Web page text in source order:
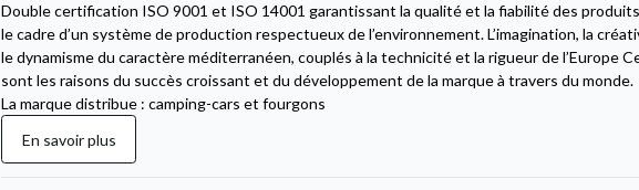
Double certification ISO 9001 et ISO 14001 garantissant la qualité et la fiabilité des
le cadre d’un système de production respectueux de l’environnement. L’imagination, la
le dynamisme du caractère méditerranéen, couplés à la technicité et la rigueur de l’Europe
sont les raisons du succès croissant et du développement de la marque à travers du monde.
La marque distribue : camping-cars et fourgons
En savoir plus